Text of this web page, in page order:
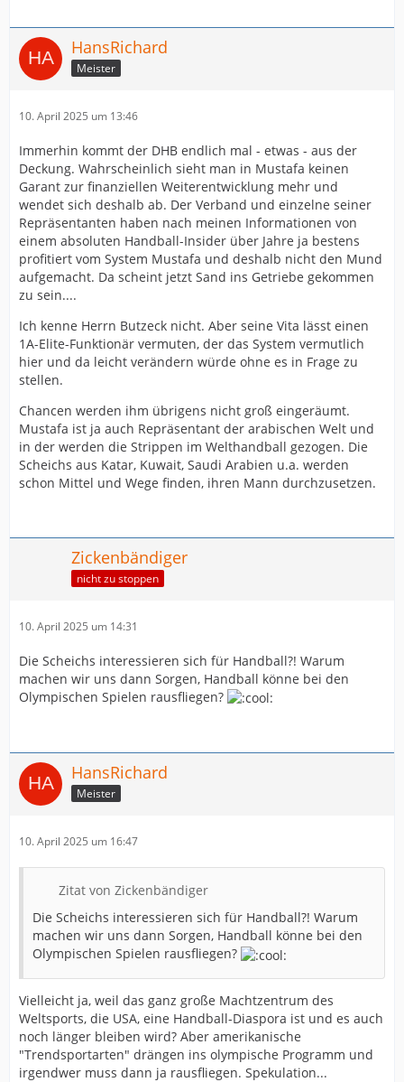
HansRichard
Meister
10. April 2025 um 13:46
Immerhin kommt der DHB endlich mal - etwas - aus der
Deckung. Wahrscheinlich sieht man in Mustafa keinen
Garant zur finanziellen Weiterentwicklung mehr und
wendet sich deshalb ab. Der Verband und einzelne seiner
Repräsentanten haben nach meinen Informationen von
einem absoluten Handball-Insider über Jahre ja bestens
profitiert vom System Mustafa und deshalb nicht den Mund
aufgemacht. Da scheint jetzt Sand ins Getriebe gekommen
zu sein....
Ich kenne Herrn Butzeck nicht. Aber seine Vita lässt einen
1A-Elite-Funktionär vermuten, der das System vermutlich
hier und da leicht verändern würde ohne es in Frage zu
stellen.
Chancen werden ihm übrigens nicht groß eingeräumt.
Mustafa ist ja auch Repräsentant der arabischen Welt und
in der werden die Strippen im Welthandball gezogen. Die
Scheichs aus Katar, Kuwait, Saudi Arabien u.a. werden
schon Mittel und Wege finden, ihren Mann durchzusetzen.
Zickenbändiger
nicht zu stoppen
10. April 2025 um 14:31
Die Scheichs interessieren sich für Handball?! Warum
machen wir uns dann Sorgen, Handball könne bei den
Olympischen Spielen rausfliegen?
HansRichard
Meister
10. April 2025 um 16:47
Zitat von Zickenbändiger
Die Scheichs interessieren sich für Handball?! Warum
machen wir uns dann Sorgen, Handball könne bei den
Olympischen Spielen rausfliegen?
Vielleicht ja, weil das ganz große Machtzentrum des
Weltsports, die USA, eine Handball-Diaspora ist und es auch
noch länger bleiben wird? Aber amerikanische
"Trendsportarten" drängen ins olympische Programm und
irgendwer muss dann ja rausfliegen. Spekulation...